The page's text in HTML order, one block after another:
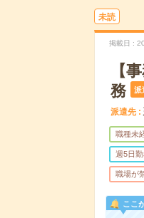
未読
掲載日
【
務
派
派遣先
職種未
週5日
職場が
ここ